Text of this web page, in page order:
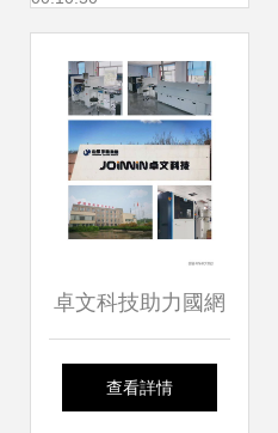
卓文科技助力國網
首個云編排臺區智
查看詳情